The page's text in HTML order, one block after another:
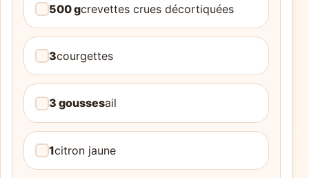
500 gcrevettes crues décortiquées
3courgettes
3 goussesail
1citron jaune